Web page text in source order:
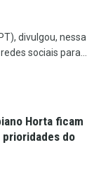
divulgou, nessa
sociais para...
Horta ficam
prioridades do